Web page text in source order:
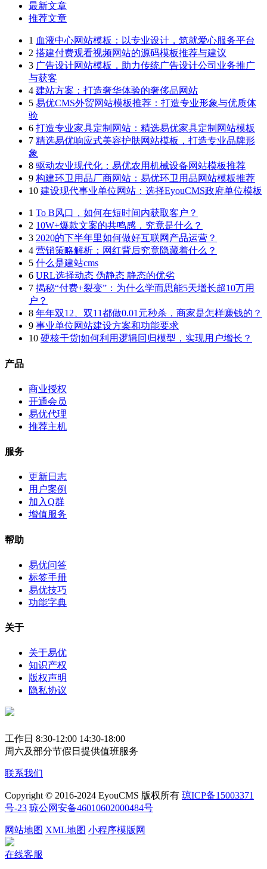
最新文章
推荐文章
1 血液中心网站模板：以专业设计，筑就爱心服务平台
2 搭建付费观看视频网站的源码模板推荐与建议
3 广告设计网站模板，助力传统广告设计公司业务推广
与获客
4 建站方案：打造奢华体验的奢侈品网站
5 易优CMS外贸网站模板推荐：打造专业形象与优质体
验
6 打造专业家具定制网站：精选易优家具定制网站模板
7 精选易优响应式美容护肤网站模板，打造专业品牌形
象
8 驱动农业现代化：易优农用机械设备网站模板推荐
9 构建环卫用品厂商网站：易优环卫用品网站模板推荐
10 建设现代事业单位网站：选择EyouCMS政府单位模板
1 To B风口，如何在短时间内获取客户？
2 10W+爆款文案的共鸣感，究竟是什么？
3 2020的下半年里如何做好互联网产品运营？
4 营销策略解析：网红背后究竟隐藏着什么？
5 什么是建站cms
6 URL选择动态 伪静态 静态的优劣
7 揭秘“付费+裂变”：为什么学而思能5天增长超10万用
户？
8 年年双12、双11都做0.01元秒杀，商家是怎样赚钱的？
9 事业单位网站建设方案和功能要求
10 硬核干货|如何利用逻辑回归模型，实现用户增长？
产品
商业授权
开通会员
易优代理
推荐主机
服务
更新日志
用户案例
加入Q群
增值服务
帮助
易优问答
标签手册
易优技巧
功能字典
关于
关于易优
知识产权
版权声明
隐私协议
工作日 8:30-12:00 14:30-18:00
周六及部分节假日提供值班服务
联系我们
Copyright © 2016-2024 EyouCMS 版权所有 琼ICP备15003371
号-23 琼公网安备46010602000484号
网站地图 XML地图 小程序模版网
在线客服